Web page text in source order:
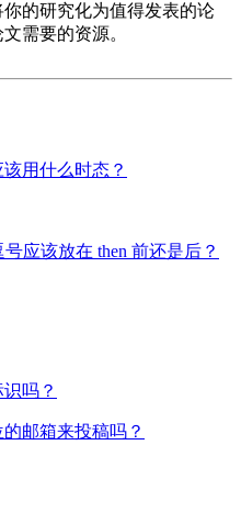
的研究化为值得发表的论
需要的资源。
用什么时态？
应该放在 then 前还是后？
吗？
邮箱来投稿吗？